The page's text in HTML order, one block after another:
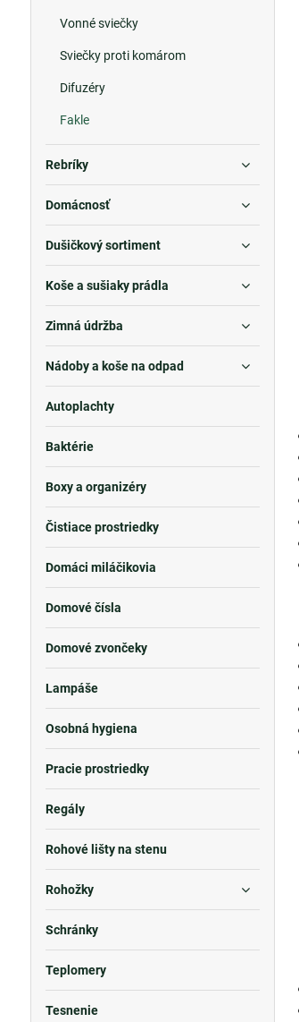
Vonné sviečky
Sviečky proti komárom
Difuzéry
Fakle
Rebríky
Domácnosť
Dušičkový sortiment
Koše a sušiaky prádla
Zimná údržba
Nádoby a koše na odpad
Autoplachty
Baktérie
Boxy a organizéry
Čistiace prostriedky
Domáci miláčikovia
Domové čísla
Domové zvončeky
Lampáše
Osobná hygiena
Pracie prostriedky
Regály
Rohové lišty na stenu
Rohožky
Schránky
Teplomery
Tesnenie